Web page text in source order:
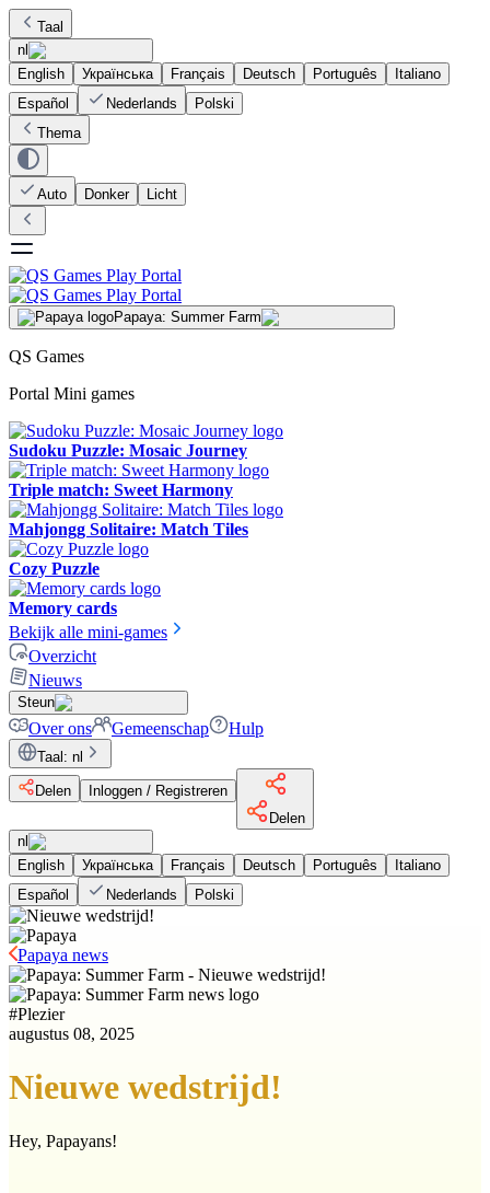
Taal
nl
English
Українська Français Deutsch Português
Italiano
Español
Nederlands
Polski
Thema
Auto Donker Licht
Papaya: Summer Farm
QS Games
Portal Mini games
Sudoku Puzzle: Mosaic Journey
Triple match: Sweet Harmony
Mahjongg Solitaire: Match Tiles
Cozy Puzzle
Memory cards
Bekijk alle mini-games
Overzicht
Nieuws
Steun
Over ons Gemeenschap Hulp
Taal : nl
Delen
Inloggen / Registreren
Delen
nl
English
Українська Français Deutsch Português
Italiano
Español
Nederlands Polski
Papaya news
#Plezier
augustus 08, 2025
Nieuwe wedstrijd!
Hey, Papayans!